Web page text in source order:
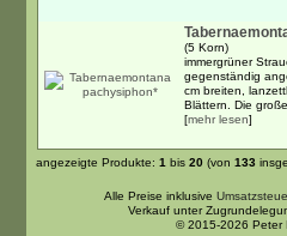
(5 Korn)
immergrüner
gegenständig
cm breiten,
Blättern. Die
[mehr lesen]
angezeigte Produkte: 1 bis 20 (von 133
Alle Preise inklusive
Verkauf unter
© 2015-2026 Peter